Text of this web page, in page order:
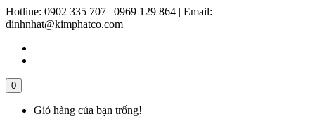
Hotline: 0902 335 707 | 0969 129 864 | Email:
dinhnhat@kimphatco.com
0
Giỏ hàng của bạn trống!